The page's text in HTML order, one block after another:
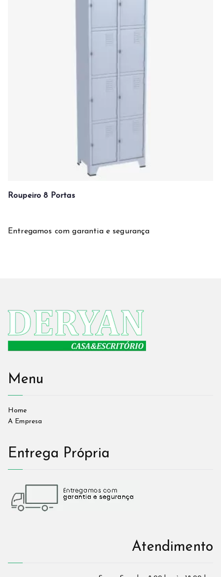
Roupeiro 8 Portas
Entregamos com garantia e segurança
Menu
Home
A Empresa
Entrega Própria
Atendimento